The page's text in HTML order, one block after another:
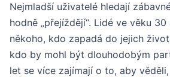
Nejmladší uživatelé hledají
hodně „přejíždějí“. Lidé ve věku
někoho, kdo zapadá do jejich
kdo by mohl být dlouhodobým
let se více zajímají o to, aby